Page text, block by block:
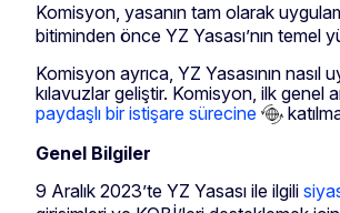
Komisyon, yasanın tam olarak
bitiminden önce YZ Yasası’nın
Komisyon ayrıca, YZ Yasasının
kılavuzlar geliştir. Komisyon, ilk genel
paydaşlı bir istişare sürecine
Genel Bilgiler
9 Aralık 2023’te YZ Yasası ile ilgili